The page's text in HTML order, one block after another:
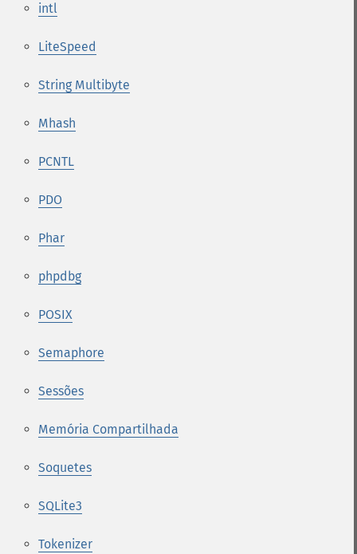
intl
LiteSpeed
String Multibyte
Mhash
PCNTL
PDO
Phar
phpdbg
POSIX
Semaphore
Sessões
Memória Compartilhada
Soquetes
SQLite3
Tokenizer